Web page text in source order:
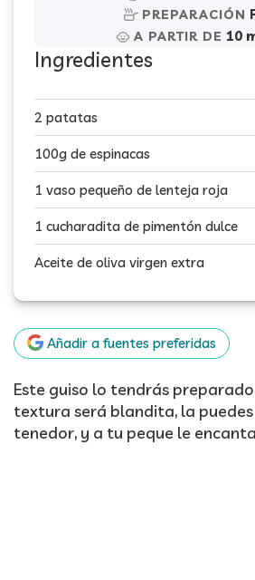
PREPARACIÓN
A PARTIR DE 10
Ingredientes
2 patatas
100g de espinacas
1 vaso pequeño de lenteja roja
1 cucharadita de pimentón dulce
Aceite de oliva virgen extra
Añadir a fuentes preferidas
Este guiso lo tendrás
textura será blandita, la
tenedor, y a tu peque le